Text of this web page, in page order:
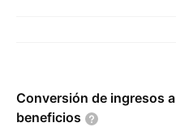
Conversión de ingresos a
beneficios